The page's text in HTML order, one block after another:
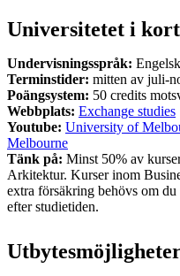
Universitetet i
Undervisningsspråk:
Terminstider: mitten av juli-
Poängsystem: 50 credits
Webbplats: Exchange studies
Youtube: University of
Melbourne
Tänk på: Minst 50% av
Arkitektur. Kurser inom
extra försäkring behövs om
efter studietiden.